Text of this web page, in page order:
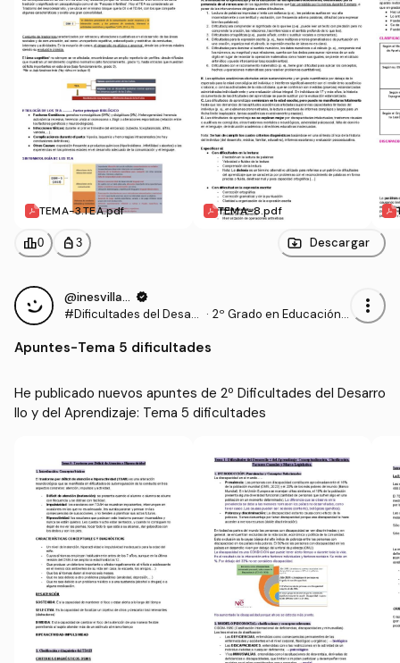
TEMA-3.TEA.pdf TEMA-8.pdf
leaderboard0 personal_bag 3 Descargar
@inesvillanueva_
verified
#Dificultades del Desarr · 2º Grado en Educación P
more_vert
Apuntes-Tema 5 dificultades
He publicado nuevos apuntes de 2º Dificultades del Desarro
llo y del Aprendizaje: Tema 5 dificultades